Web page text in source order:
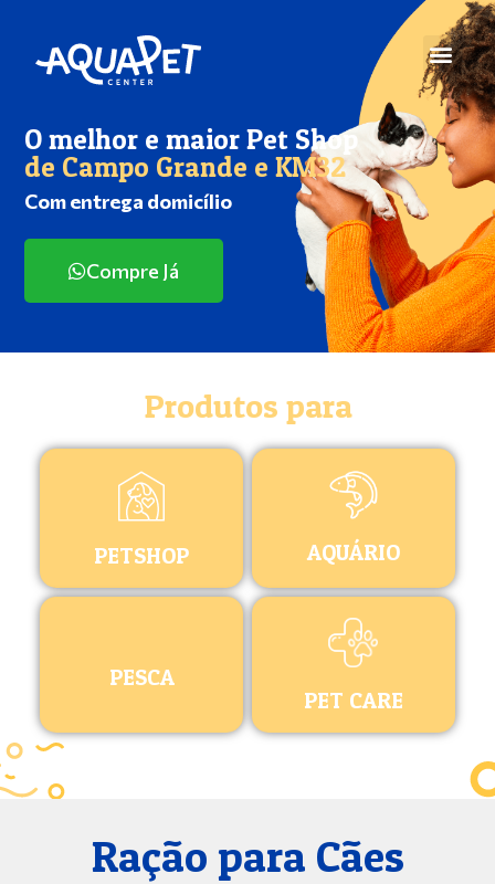
O melhor e maior Pet Shop
de Campo Grande e KM32
Com entrega domicílio
Compre Já
Produtos para
PETSHOP AQUÁRIO
PESCA
PET CARE
Ração para Cães